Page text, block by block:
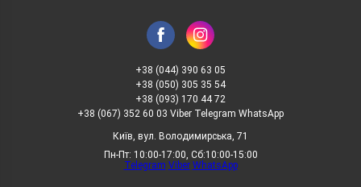
+38 (044) 390 63 05
+38 (050) 305 35 54
+38 (093) 170 44 72
+38 (067) 352 60 03 Viber Telegram WhatsApp
Київ, вул. Володимирська, 71
Пн-Пт: 10:00-17:00, Сб:10:00-15:00
Telegram Viber WhatsApp